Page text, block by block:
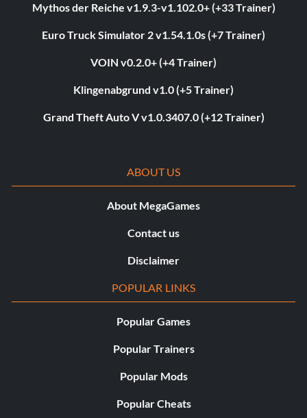
Mythos der Reiche v1.9.3-v1.102.0+ (+33 Trainer)
Euro Truck Simulator 2 v1.54.1.0s (+7 Trainer)
VOIN v0.2.0+ (+4 Trainer)
Klingenabgrund v1.0 (+5 Trainer)
Grand Theft Auto V v1.0.3407.0 (+12 Trainer)
ABOUT US
About MegaGames
Contact us
Disclaimer
POPULAR LINKS
Popular Games
Popular Trainers
Popular Mods
Popular Cheats